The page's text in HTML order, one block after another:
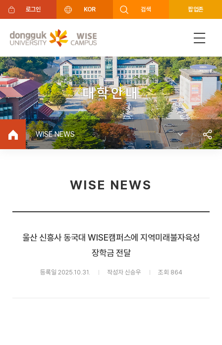
주메뉴 바로가기
푸터 바로가기
로그인 KOR 검색 팝업존
대학안내
WISE NEWS
WISE NEWS
울산 신흥사 동국대 WISE캠퍼스에 지역미래불자육성
장학금 전달
등록일 2025.10.31. 작성자 신승우 조회 864